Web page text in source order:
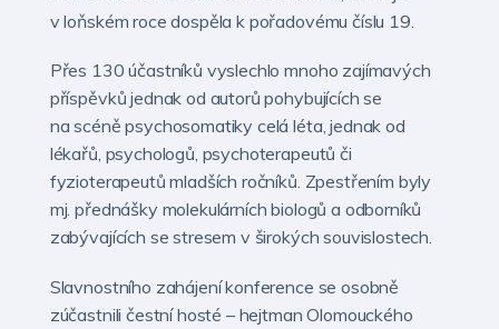
v loňském roce dospěla k pořadovému číslu 19.
Přes 130 účastníků vyslechlo mnoho zajímavých
příspěvků jednak od autorů pohybujících se
na scéně psychosomatiky celá léta, jednak od
lékařů, psychologů, psychoterapeutů či
fyzioterapeutů mladších ročníků. Zpestřením byly
mj. přednášky molekulárních biologů a odborníků
zabývajících se stresem v širokých souvislostech.
Slavnostního zahájení konference se osobně
zúčastnili čestní hosté – hejtman Olomouckého